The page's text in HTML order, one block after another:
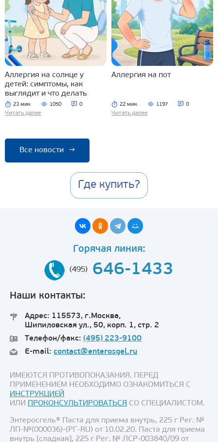
Аллергия на солнце у
детей: симптомы, как
выглядит и что делать
23 мин. 1050 0
Читать далее
Аллергия на пот
22 мин. 1197 0
Читать далее
Все новости →
Где купить?
Горячая линия:
(495) 646-1433
Наши контакты:
Адрес: 115573, г.Москва,
Шипиловская ул., 50, корп. 1, стр. 2
Телефон/факс: (495) 223-9100
E-mail: contact@enterosgel.ru
ИМЕЮТСЯ ПРОТИВОПОКАЗАНИЯ. ПЕРЕД
ПРИМЕНЕНИЕМ НЕОБХОДИМО ОЗНАКОМИТЬСЯ С
ИНСТРУКЦИЕЙ
ИЛИ ПРОКОНСУЛЬТИРОВАТЬСЯ СО СПЕЦИАЛИСТОМ.
Энтеросгель® Паста для приема внутрь, 225 г Рег. №
ЛП-№(000036)-(РГ-RU) от 10.02.20. Паста для приема
внутрь [сладкая], 225 г Рег. № ЛСР-003840/09 от